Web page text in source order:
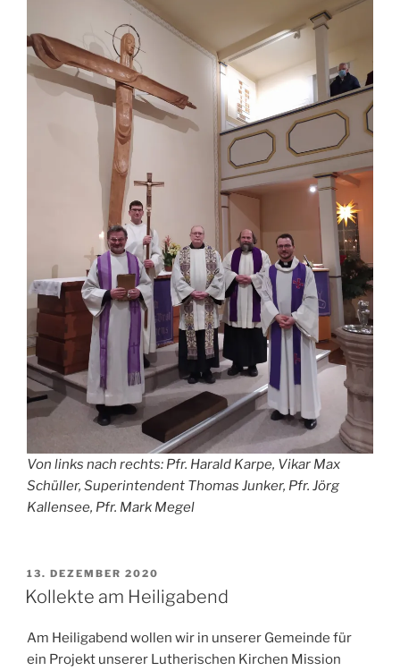
Von links nach rechts: Pfr. Harald Karpe, Vikar Max
Schüller, Superintendent Thomas Junker, Pfr. Jörg
Kallensee, Pfr. Mark Megel
VERÖFFENTLICHT
AM
13. DEZEMBER 2020
Kollekte am Heiligabend
Am Heiligabend wollen wir in unserer Gemeinde für
ein Projekt unserer Lutherischen Kirchen Mission